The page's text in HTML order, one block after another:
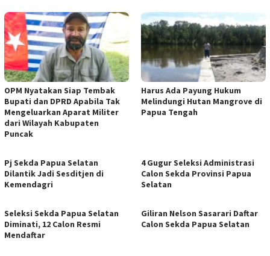
OPM Nyatakan Siap Tembak
Bupati dan DPRD Apabila Tak
Mengeluarkan Aparat Militer
dari Wilayah Kabupaten
Puncak
Harus Ada Payung Hukum
Melindungi Hutan Mangrove di
Papua Tengah
Pj Sekda Papua Selatan
Dilantik Jadi Sesditjen di
Kemendagri
4 Gugur Seleksi Administrasi
Calon Sekda Provinsi Papua
Selatan
Seleksi Sekda Papua Selatan
Diminati, 12 Calon Resmi
Mendaftar
Giliran Nelson Sasarari Daftar
Calon Sekda Papua Selatan